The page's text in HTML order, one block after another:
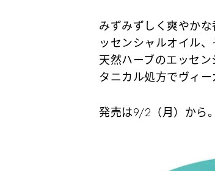
みずみずしく爽やか
ッセンシャルオイル
天然ハーブのエッセ
タニカル処方でヴィ
発売は9/2（月）から。